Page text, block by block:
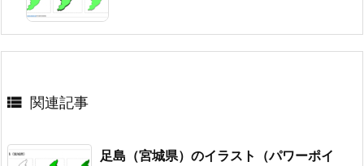
 関連記事
足島（宮城県）のイラスト（パワーポイ